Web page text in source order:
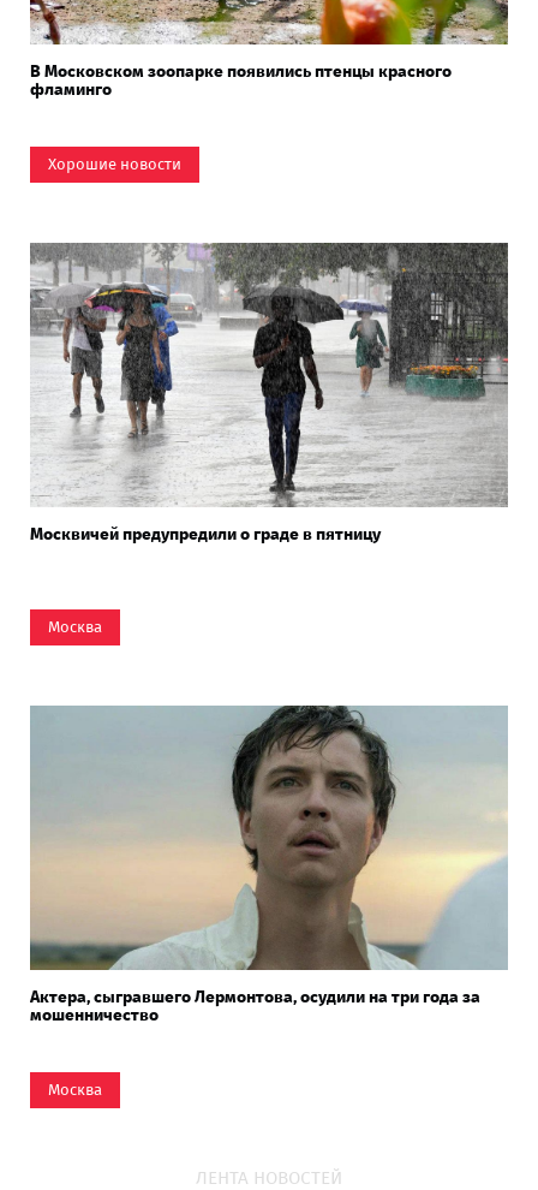
В Московском зоопарке появились птенцы красного
фламинго
Хорошие новости
Москвичей предупредили о граде в пятницу
Москва
Актера, сыгравшего Лермонтова, осудили на три года за
мошенничество
Москва
ЛЕНТА НОВОСТЕЙ